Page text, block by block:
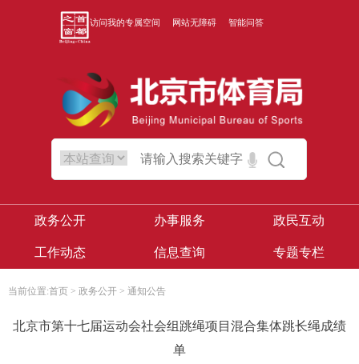
访问我的专属空间 网站无障碍 智能问答
政务公开 办事服务 政民互动
工作动态 信息查询 专题专栏
当前位置:首页 > 政务公开 > 通知公告
北京市第十七届运动会社会组跳绳项目混合集体跳长绳成绩
单